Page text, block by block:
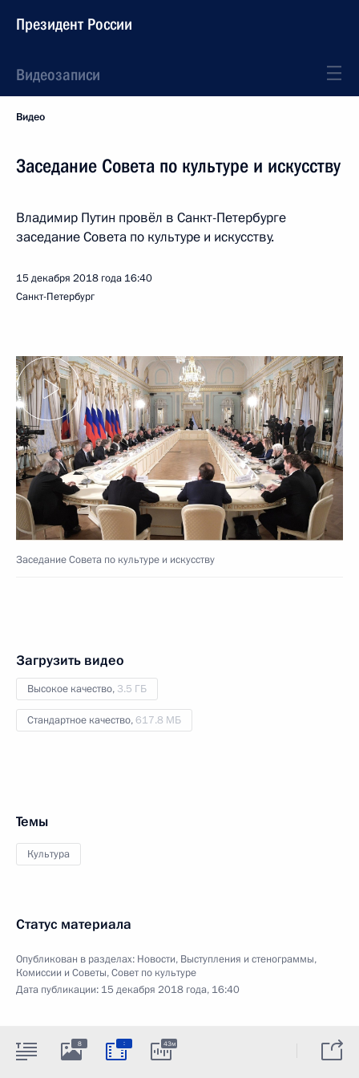
Президент России
Видеозаписи
Видео
Заседание Совета по культуре и искусству
Владимир Путин провёл в Санкт-Петербурге
заседание Совета по культуре и искусству.
15 декабря 2018 года 16:40
Санкт-Петербург
Заседание Совета по культуре и искусству
Загрузить видео
Высокое качество, 3.5 ГБ
Стандартное качество,617.8 МБ
Темы
Культура
Статус материала
Опубликован в разделах: Новости, Выступления и стенограммы,
Комиссии и Советы,Совет по культуре
Дата публикации: 15 декабря 2018 года, 16:40
8 : 43м